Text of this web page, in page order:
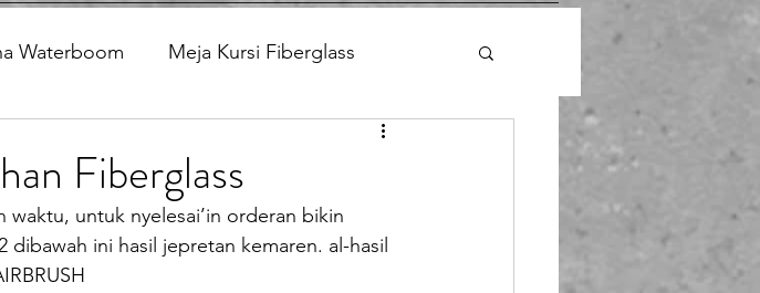
Waterboom Meja Kursi Fiberglass
Payung Parasol
Lining Fiberglass Ilmu Fiberglass
Fiberglass
untuk nyelesai’in orderan bikin
ini hasil jepretan kemaren. al-hasil